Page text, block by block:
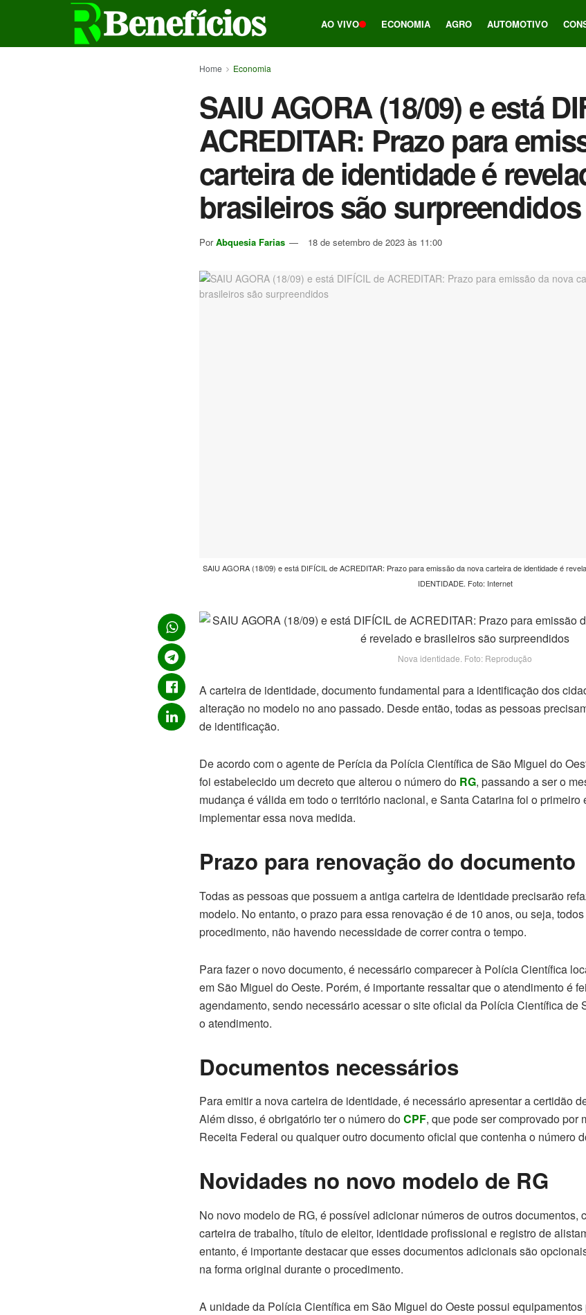
AO VIVO ECONOMIA AGRO AUTOMOTIVO
Home Economia
SAIU AGORA (18/09) e está
ACREDITAR: Prazo para
carteira de identidade é
brasileiros são surpreendidos
Por Abquesia Farias 18 de setembro de 2023 às 11:00
SAIU AGORA (18/09) e está DIFÍCIL de ACREDITAR: Prazo para emissão da nova carteira de identidade é
IDENTIDADE. Foto: Internet
Nova identidade. Foto: Reprodução
A carteira de identidade, documento fundamental para a identificação dos
alteração no modelo no ano passado. Desde então, todas as pessoas
de identificação.
De acordo com o agente de Perícia da Polícia Científica de São Miguel do
foi estabelecido um decreto que alterou o número do RG, passando a ser o
mudança é válida em todo o território nacional, e Santa Catarina foi o primeiro
implementar essa nova medida.
Prazo para renovação do documento
Todas as pessoas que possuem a antiga carteira de identidade precisarão
modelo. No entanto, o prazo para essa renovação é de 10 anos, ou seja,
procedimento, não havendo necessidade de correr contra o tempo.
Para fazer o novo documento, é necessário comparecer à Polícia Científica
em São Miguel do Oeste. Porém, é importante ressaltar que o atendimento é
agendamento, sendo necessário acessar o site oficial da Polícia Científica de
o atendimento.
Documentos necessários
Para emitir a nova carteira de identidade, é necessário apresentar a certidão
Além disso, é obrigatório ter o número doCPF, que pode ser comprovado por
Receita Federal ou qualquer outro documento oficial que contenha o número
Novidades no novo modelo de RG
No novo modelo de RG, é possível adicionar números de outros documentos,
carteira de trabalho, título de eleitor, identidade profissional e registro de
entanto, é importante destacar que esses documentos adicionais são
na forma original durante o procedimento.
A unidade da Polícia Científica em São Miguel do Oeste possui